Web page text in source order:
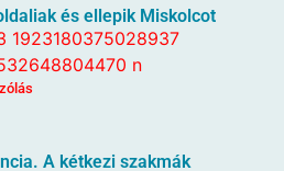
és ellepik Miskolcot
A kétkezi szakmák